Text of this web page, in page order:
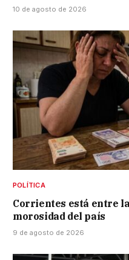
10 de agosto de 2026
POLÍTICA
Corrientes está entre
morosidad del país
9 de agosto de 2026